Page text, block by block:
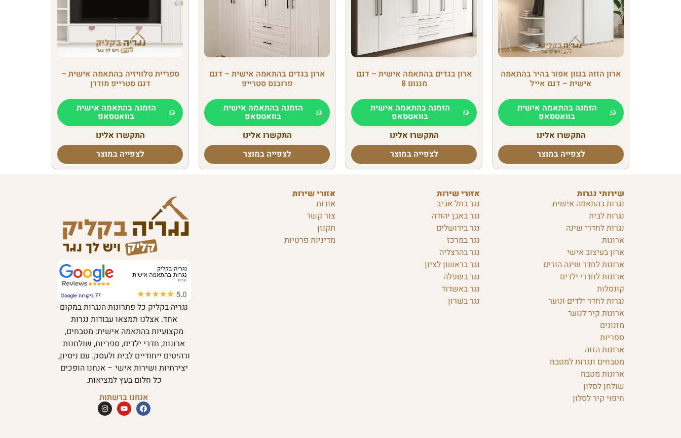
ארון הזזה בגוון אפור בהיר בהתאמה
אישית – דגם אייל
הזמנה בהתאמה אישית
בוואטסאפ
התקשרו אלינו
לצפייה במוצר
ארון בגדים בהתאמה אישית – דגם
מגנום 8
הזמנה בהתאמה אישית
בוואטסאפ
התקשרו אלינו
לצפייה במוצר
ארון בגדים בהתאמה אישית – דגם
פרובנס סטרייפ
הזמנה בהתאמה אישית
בוואטסאפ
התקשרו אלינו
לצפייה במוצר
ספריית טלוויזיה בהתאמה אישית –
דגם סטרייפ מודרן
הזמנה בהתאמה אישית
בוואטסאפ
התקשרו אלינו
לצפייה במוצר
שירותי נגרות
נגרות בהתאמה אישית
נגרות לבית
נגרות לחדרי שינה
ארונות
ארון בעיצוב אישי
ארונות לחדר שינה הורים
ארונות לחדרי ילדים
קונסלות
נגרות לחדר ילדים ונוער
ארונות קיר לנוער
מזנונים
ספריות
ארונות הזזה
מטבחים ונגרות למטבח
ארונות מטבח
שולחן לסלון
חיפוי קיר לסלון
אזורי שירות
נגר בתל אביב
נגר באבן יהודה
נגר בירושלים
נגר במרכז
נגר בהרצליה
נגר בראשון לציון
נגר בשפלה
נגר באשדוד
נגר בשרון
אזורי שירות
אודות
צור קשר
תקנון
מדיניות פרטיות
נגריה בקליק כל פתרונות הנגרות במקום
אחד. אצלנו תמצאו עבודות נגרות
מקצועיות בהתאמה אישית: מטבחים,
ארונות, חדרי ילדים, ספריות, שולחנות
ורהיטים ייחודיים לבית ולעסק. עם ניסיון,
יצירתיות ושירות אישי – אנחנו הופכים
כל חלום בעץ למציאות.
אנחנו ברשתות